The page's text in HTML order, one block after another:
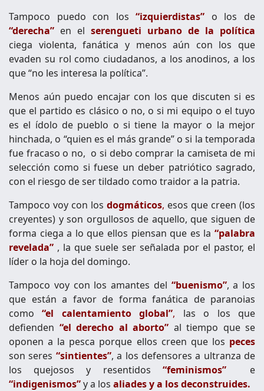
Tampoco puedo con los“izquierdistas” o los de
“derecha” en el serengueti urbano de la política
ciega violenta, fanática y menos aún con los que
evaden su rol como ciudadanos, a los anodinos, a los
que “no les interesa la política”.
Menos aún puedo encajar con los que discuten si es
que el partido es clásico o no, o si mi equipo o el tuyo
es el ídolo de pueblo o si tiene la mayor o la mejor
hinchada, o “quien es el más grande” o si la temporada
fue fracaso o no, o si debo comprar la camiseta de mi
selección como si fuese un deber patriótico sagrado,
con el riesgo de ser tildado como traidor a la patria.
Tampoco voy con los dogmáticos, esos que creen (los
creyentes) y son orgullosos de aquello, que siguen de
forma ciega a lo que ellos piensan que es la “palabra
revelada” , la que suele ser señalada por el pastor, el
líder o la hoja del domingo.
Tampoco voy con los amantes del “buenismo”, a los
que están a favor de forma fanática de paranoias
como“el calentamiento global”, las o los que
defienden “el derecho al aborto” al tiempo que se
oponen a la pesca porque ellos creen que los peces
son seres “sintientes”, a los defensores a ultranza de
los quejosos y resentidos “feminismos”e
“indigenismos”y a los aliades y a los deconstruides.